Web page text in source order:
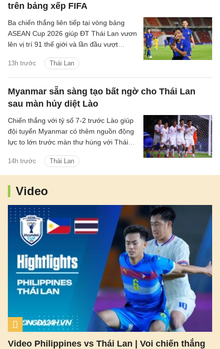
trên bảng xếp FIFA
13h trước Thái Lan
Ba chiến thắng liên tiếp tại vòng bảng
ASEAN Cup 2026 giúp ĐT Thái Lan vươn
lên vị trí 91 thế giới và lần đầu vượt
Myanmar sẵn sàng tạo bất ngờ cho Thái Lan
sau màn hủy diệt Lào
14h trước Thái Lan
Chiến thắng với tỷ số 7-2 trước Lào giúp
đội tuyển Myanmar có thêm nguồn động
lực to lớn trước màn thư hùng với Thái
Video
Video Philippines vs Thái Lan | Voi chiến thắng